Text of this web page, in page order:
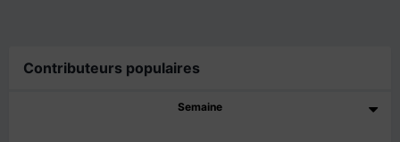
Contributeurs populaires
Semaine